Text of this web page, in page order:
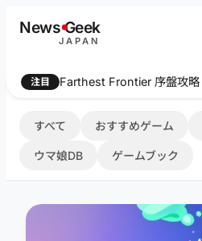
NewsGeek
JAPAN
注目 Farthest Frontier 序盤攻略
すべて おすすめゲーム
ウマ娘DB ゲームブック